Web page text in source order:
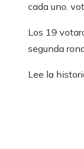
cada uno.
Los 19
segunda
Lee la